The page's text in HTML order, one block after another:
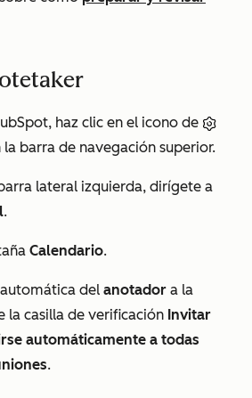
haz clic en el icono de
la barra de navegación superior.
lateral izquierda, dirígete a
.
Calendario.
del anotador a la
la casilla de verificación Invitar
automáticamente a todas
.